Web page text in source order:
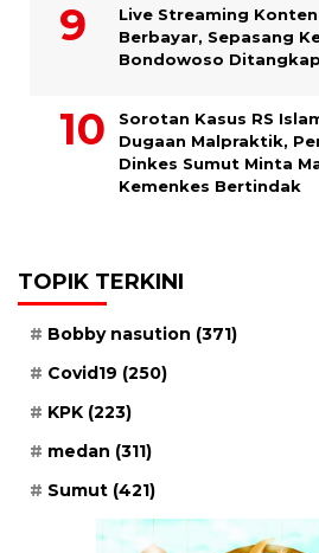
Live Streaming
Berbayar, Sepasang
Bondowoso Ditangkap
Sorotan Kasus RS
Dugaan Malpraktik,
Dinkes Sumut Minta
Kemenkes Bertindak
TOPIK TERKINI
Bobby nasution (371)
Covid19 (250)
KPK (223)
medan (311)
Sumut (421)